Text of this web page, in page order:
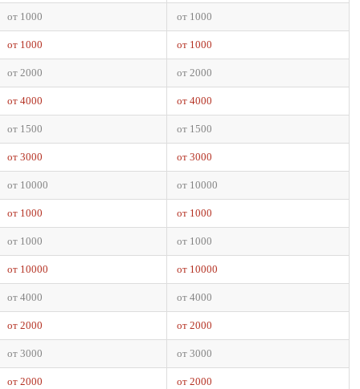
от 1000 от 1000
от 1000 от 1000
от 2000 от 2000
от 4000 от 4000
от 1500 от 1500
от 3000 от 3000
от 10000 от 10000
от 1000 от 1000
от 1000 от 1000
от 10000 от 10000
от 4000 от 4000
от 2000 от 2000
от 3000 от 3000
от 2000 от 2000